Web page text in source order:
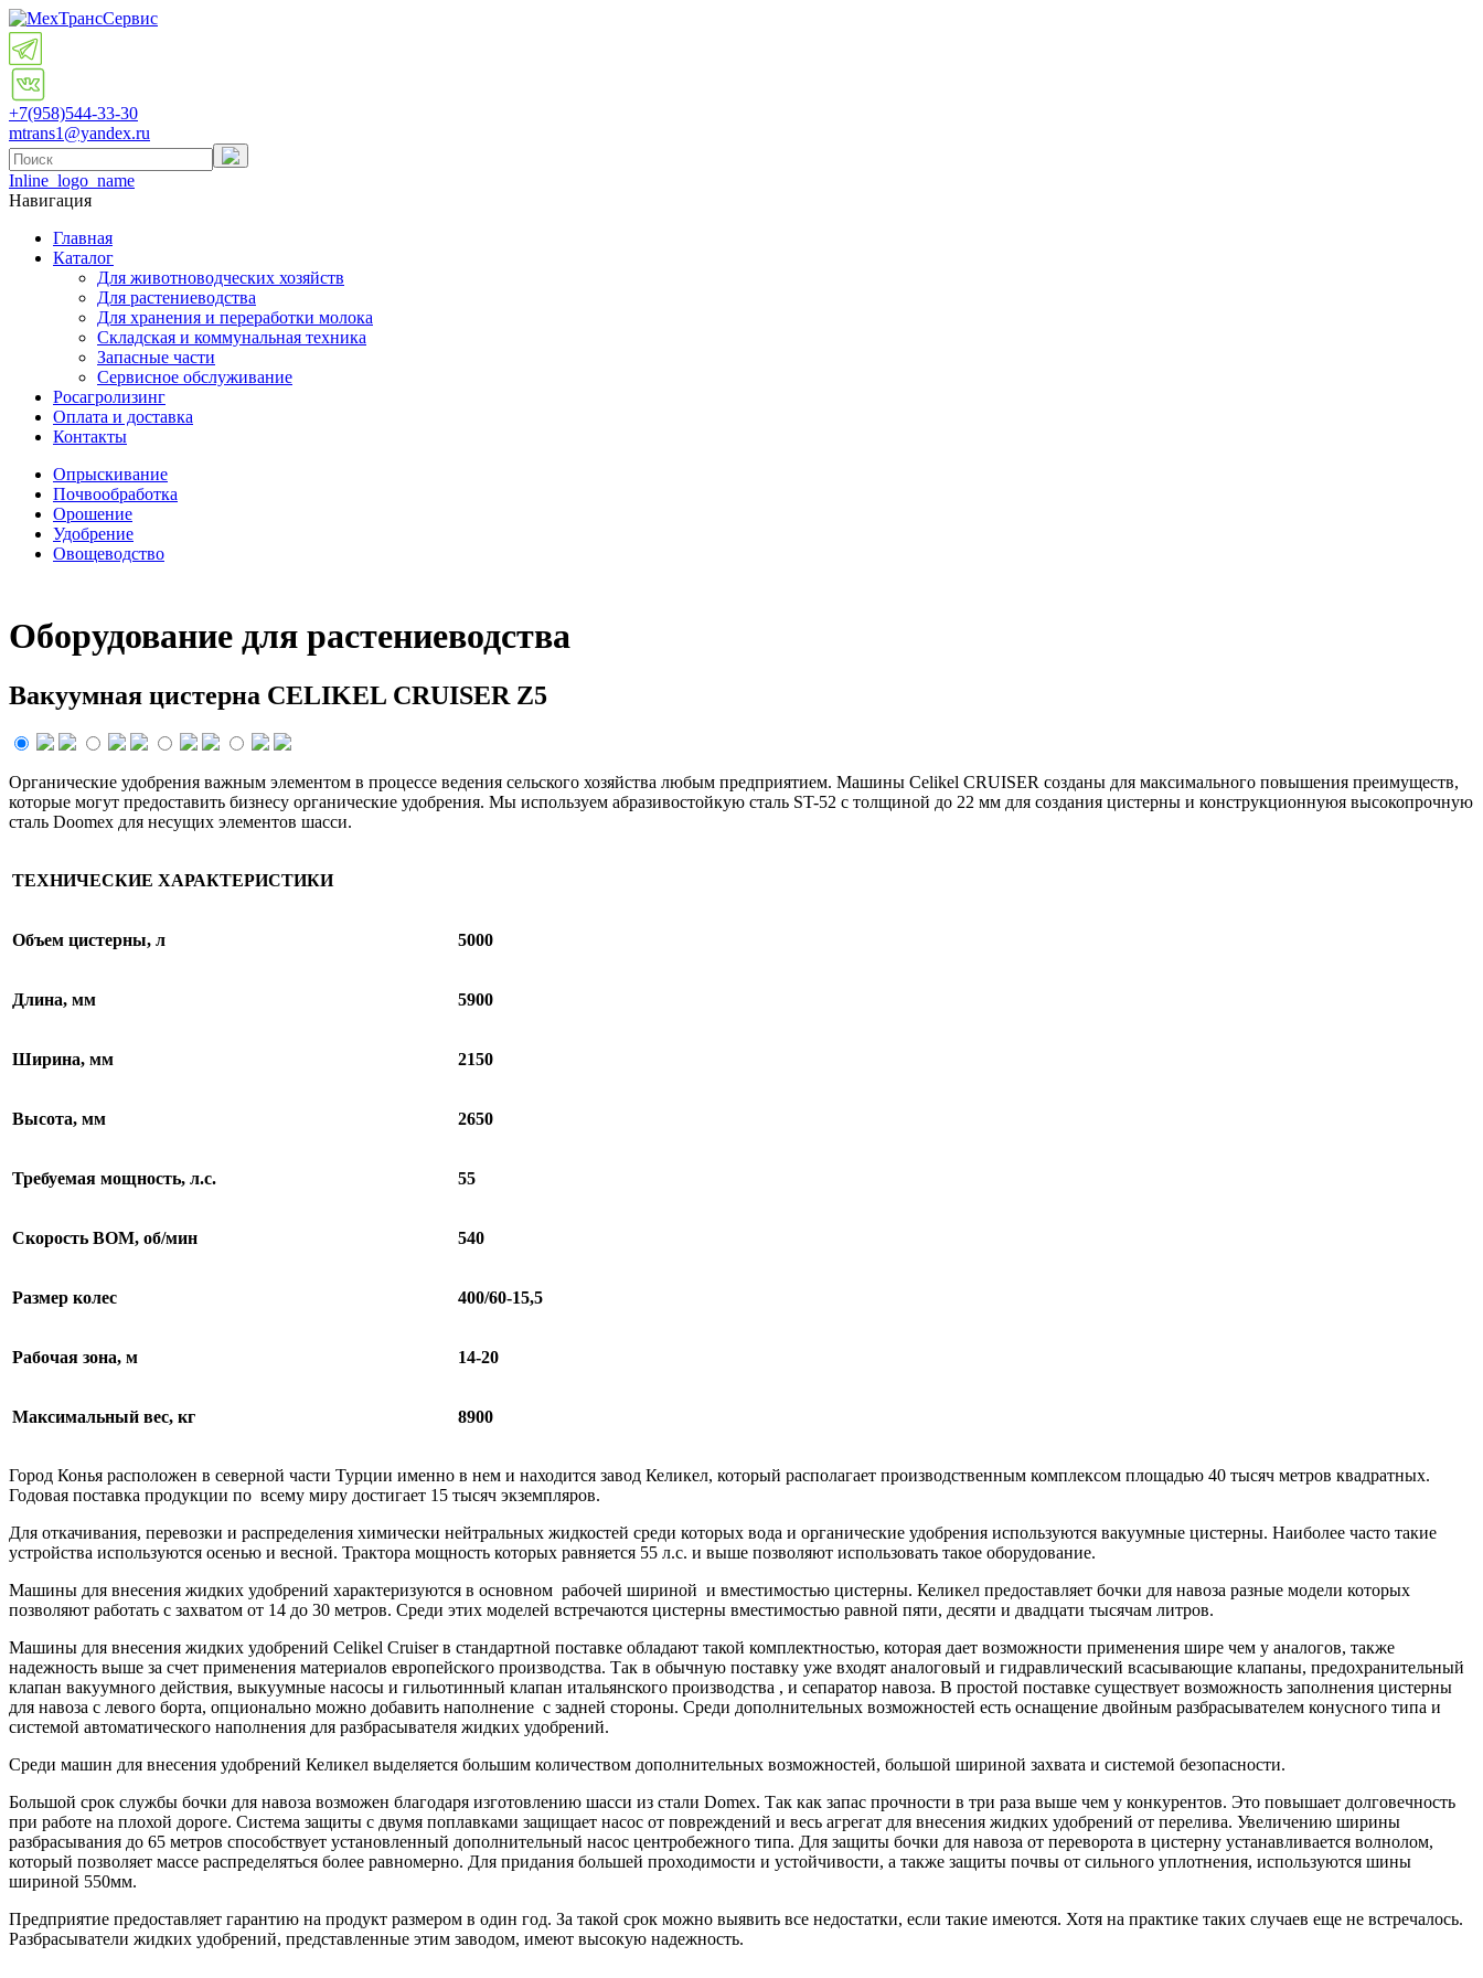
+7(958)544-33-30
mtrans1@yandex.ru
Inline_logo_name
Навигация
Главная
Каталог
Для животноводческих хозяйств
Для растениеводства
Для хранения и переработки молока
Складская и коммунальная техника
Запасные части
Cервисное обслуживание
Росагролизинг
Оплата и доставка
Контакты
Опрыскивание
Почвообработка
Орошение
Удобрение
Овощеводство
Оборудование для растениеводства
Вакуумная цистерна CELIKEL CRUISER Z5
Органические удобрения важным элементом в процессе ведения сельского хозяйства любым предприятием. Машины Celikel CRUISER созданы для максимального повышения преимуществ,
которые могут предоставить бизнесу органические удобрения. Мы используем абразивостойкую сталь ST-52 с толщиной до 22 мм для создания цистерны и конструкционнуюя высокопрочную
сталь Doomex для несущих элементов шасси.
ТЕХНИЧЕСКИЕ ХАРАКТЕРИСТИКИ
Объем цистерны, л 5000
Длина, мм 5900
Ширина, мм 2150
Высота, мм 2650
Требуемая мощность, л.с. 55
Скорость ВОМ, об/мин 540
Размер колес 400/60-15,5
Рабочая зона, м 14-20
Максимальный вес, кг 8900
Город Конья расположен в северной части Турции именно в нем и находится завод Келикел, который располагает производственным комплексом площадью 40 тысяч метров квадратных.
Годовая поставка продукции по всему миру достигает 15 тысяч экземпляров.
Для откачивания, перевозки и распределения химически нейтральных жидкостей среди которых вода и органические удобрения используются вакуумные цистерны. Наиболее часто такие
устройства используются осенью и весной. Трактора мощность которых равняется 55 л.с. и выше позволяют использовать такое оборудование.
Машины для внесения жидких удобрений характеризуются в основном рабочей шириной и вместимостью цистерны. Келикел предоставляет бочки для навоза разные модели которых
позволяют работать с захватом от 14 до 30 метров. Среди этих моделей встречаются цистерны вместимостью равной пяти, десяти и двадцати тысячам литров.
Машины для внесения жидких удобрений Celikel Cruiser в стандартной поставке обладают такой комплектностью, которая дает возможности применения шире чем у аналогов, также
надежность выше за счет применения материалов европейского производства. Так в обычную поставку уже входят аналоговый и гидравлический всасывающие клапаны, предохранительный
клапан вакуумного действия, выкуумные насосы и гильотинный клапан итальянского производства , и сепаратор навоза. В простой поставке существует возможность заполнения цистерны
для навоза с левого борта, опционально можно добавить наполнение с задней стороны. Среди дополнительных возможностей есть оснащение двойным разбрасывателем конусного типа и
системой автоматического наполнения для разбрасывателя жидких удобрений.
Среди машин для внесения удобрений Келикел выделяется большим количеством дополнительных возможностей, большой шириной захвата и системой безопасности.
Большой срок службы бочки для навоза возможен благодаря изготовлению шасси из стали Domex. Так как запас прочности в три раза выше чем у конкурентов. Это повышает долговечность
при работе на плохой дороге. Система защиты с двумя поплавками защищает насос от повреждений и весь агрегат для внесения жидких удобрений от перелива. Увеличению ширины
разбрасывания до 65 метров способствует установленный дополнительный насос центробежного типа. Для защиты бочки для навоза от переворота в цистерну устанавливается волнолом,
который позволяет массе распределяться более равномерно. Для придания большей проходимости и устойчивости, а также защиты почвы от сильного уплотнения, используются шины
шириной 550мм.
Предприятие предоставляет гарантию на продукт размером в один год. За такой срок можно выявить все недостатки, если такие имеются. Хотя на практике таких случаев еще не встречалось.
Разбрасыватели жидких удобрений, представленные этим заводом, имеют высокую надежность.